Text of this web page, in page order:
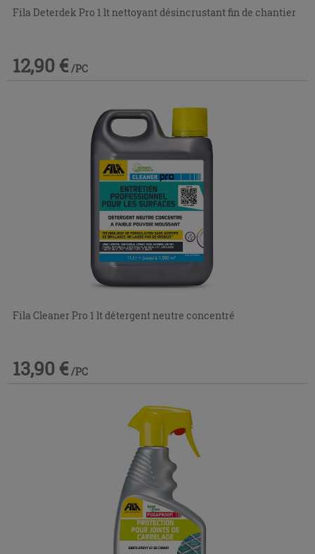
Fila Deterdek Pro 1 lt nettoyant désincrustant fin de chantier
12,90 € /PC
Fila Cleaner Pro 1 lt détergent neutre concentré
13,90 € /PC